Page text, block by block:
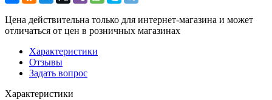
Цена действительна только для интернет-магазина и может
отличаться от цен в розничных магазинах
Характеристики
Отзывы
Задать вопрос
Характеристики